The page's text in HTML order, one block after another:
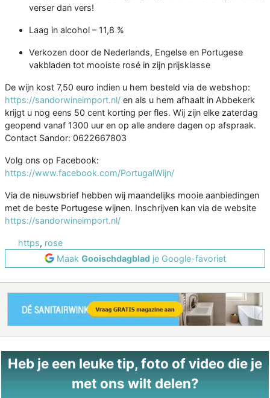
verser dan vers!
Laag in alcohol – 11,8 %
Verkozen door de Nederlands, Engelse en Portugese
vakbladen tot mooiste rosé in zijn prijsklasse
De wijn kost 7,50 euro indien u hem besteld via de webshop:
https://sandorwineimport.nl/ en als u hem afhaalt in Abbekerk
krijgt u nog eens 50 cent korting per fles. Wij zijn elke zaterdag
geopend vanaf 1300 uur en op alle andere dagen op afspraak.
Contact Sandor: 0622667803
Volg ons op Facebook:
https://www.facebook.com/PortugalWijn/
Via de nieuwsbrief hebben wij maandelijks mooie aanbiedingen
met de beste Portugese wijnen. Inschrijven kan via de website
https://sandorwineimport.nl/
https, rose
Maak Gooischdagbladje Google-favoriet
Heb je een leuke tip, foto of video die je
met ons wilt delen?